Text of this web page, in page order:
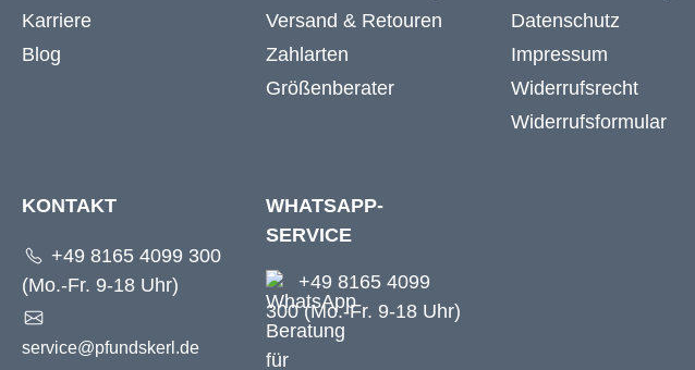
Karriere
Blog
Versand & Retouren
Zahlarten
Größenberater
Datenschutz
Impressum
Widerrufsrecht
Widerrufsformular
KONTAKT
+49 8165 4099 300
(Mo.-Fr. 9-18 Uhr)
service@pfundskerl.de
WHATSAPP-
SERVICE
+49 8165 4099
300 (Mo.-Fr. 9-18 Uhr)